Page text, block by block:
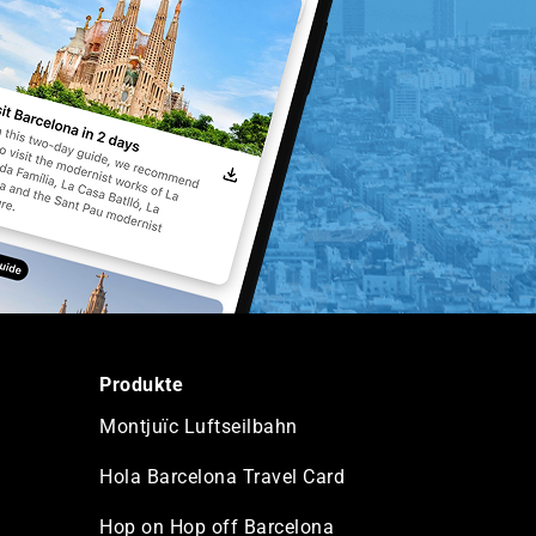
Produkte
Montjuïc Luftseilbahn
Hola Barcelona Travel Card
Hop on Hop off Barcelona